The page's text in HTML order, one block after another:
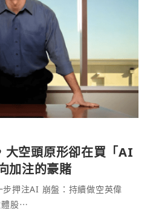
大空頭原形卻在買「AI
加注的豪賭
押注AI 崩盤：持續做空英偉
體股⋯